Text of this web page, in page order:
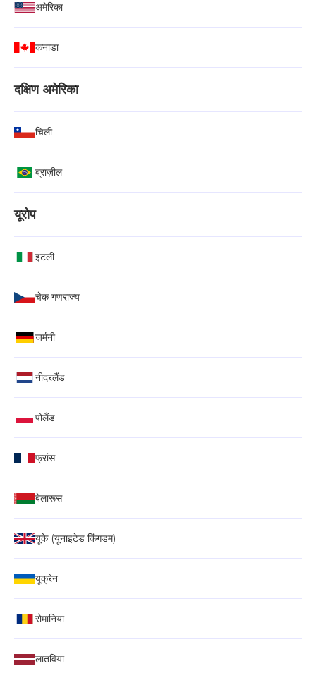
अमेरिका
कनाडा
दक्षिण अमेरिका
चिली
ब्राज़ील
यूरोप
इटली
चेक गणराज्य
जर्मनी
नीदरलैंड
पोलैंड
फ्रांस
बेलारूस
यूके (यूनाइटेड किंगडम)
यूक्रेन
रोमानिया
लातविया